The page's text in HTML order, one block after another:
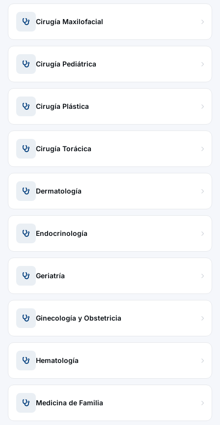
Cirugía Maxilofacial
Cirugía Pediátrica
Cirugía Plástica
Cirugía Torácica
Dermatología
Endocrinología
Geriatría
Ginecología y Obstetricia
Hematología
Medicina de Familia